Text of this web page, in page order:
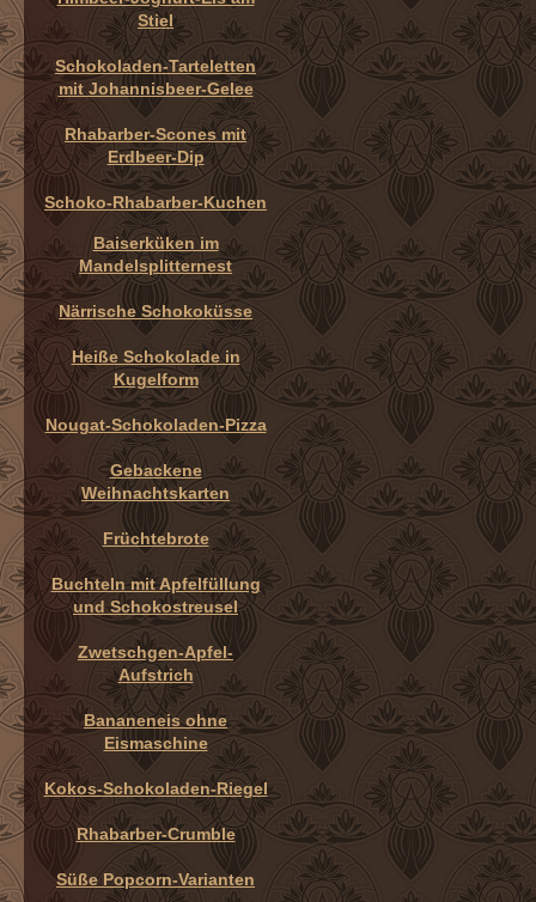
Stiel
Schokoladen-Tarteletten
mit Johannisbeer-Gelee
Rhabarber-Scones mit
Erdbeer-Dip
Schoko-Rhabarber-Kuchen
Baiserküken im
Mandelsplitternest
Närrische Schokoküsse
Heiße Schokolade in
Kugelform
Nougat-Schokoladen-Pizza
Gebackene
Weihnachtskarten
Früchtebrote
Buchteln mit Apfelfüllung
und Schokostreusel
Zwetschgen-Apfel-
Aufstrich
Bananeneis ohne
Eismaschine
Kokos-Schokoladen-Riegel
Rhabarber-Crumble
Süße Popcorn-Varianten